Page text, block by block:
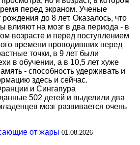
перед экраном. Ученые
до 8 лет. Оказалось, что
влияют на мозг в два периода - в
возрасте и перед поступлением
времени проводивших перед
точки, в 9 лет были
в обучении, а в 10,5 лет хуже
- способность удерживать и
здесь и сейчас.
и Сингапура
502 детей и выделили два
мозг развивается очень
от жары 01.08.2026